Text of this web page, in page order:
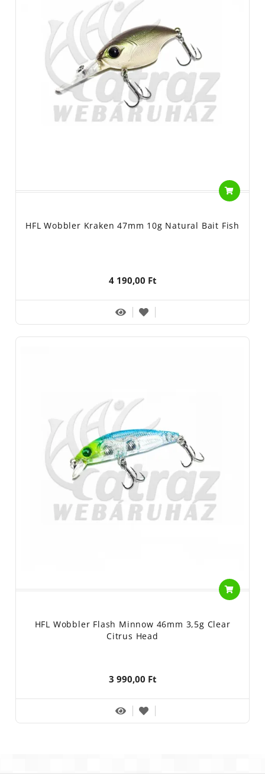
HFL Wobbler Kraken 47mm 10g Natural Bait Fish
4 190,00 Ft
HFL Wobbler Flash Minnow 46mm 3,5g Clear
Citrus Head
3 990,00 Ft